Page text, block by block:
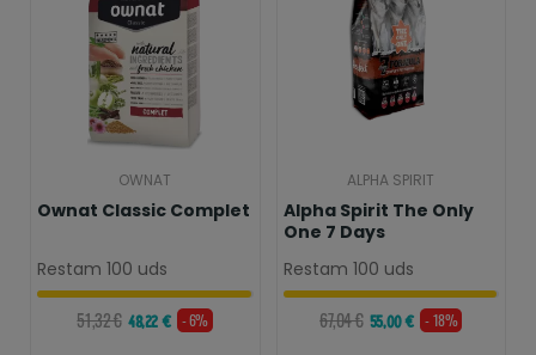
OWNAT
Ownat Classic Complet
Restam 100 uds
51,32 € 48,22 € - 6%
ALPHA SPIRIT
Alpha Spirit The Only
One 7 Days
Restam 100 uds
67,04 € 55,00 € - 18%